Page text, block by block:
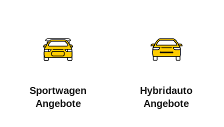
Sportwagen
Angebote
Hybridauto
Angebote